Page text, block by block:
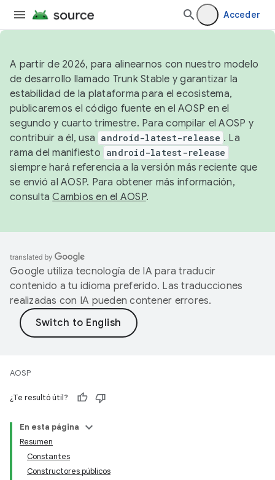
Acceder
A partir de 2026, para alinearnos con nuestro modelo
de desarrollo llamado Trunk Stable y garantizar la
estabilidad de la plataforma para el ecosistema,
publicaremos el código fuente en el AOSP en el
segundo y cuarto trimestre. Para compilar el AOSP y
contribuir a él, usa android-latest-release . La
rama del manifiesto android-latest-release
siempre hará referencia a la versión más reciente que
se envió al AOSP. Para obtener más información,
consultaCambios en el AOSP.
Google utiliza tecnología de IA para traducir
contenido a tu idioma preferido. Las traducciones
realizadas con IA pueden contener errores.
AOSP
¿Te resultó útil?
En esta página
Resumen
Constantes
Constructores públicos